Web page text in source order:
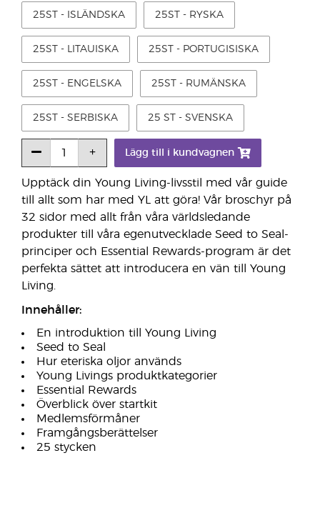
Upptäck din Young Living-livsstil med vår guide
till allt som har med YL att göra! Vår broschyr på
32 sidor med allt från våra världsledande
produkter till våra egenutvecklade Seed to Seal-
principer och Essential Rewards-program är det
perfekta sättet att introducera en vän till Young
Living.
Innehåller:
En introduktion till Young Living
Seed to Seal
Hur eteriska oljor används
Young Livings produktkategorier
Essential Rewards
Överblick över startkit
Medlemsförmåner
Framgångsberättelser
25 stycken
25ST - ISLÄNDSKA 25ST - RYSKA
25ST - LITAUISKA 25ST - PORTUGISISKA
25ST - ENGELSKA 25ST - RUMÄNSKA
25ST - SERBISKA 25 ST - SVENSKA
Lägg till i kundvagnen